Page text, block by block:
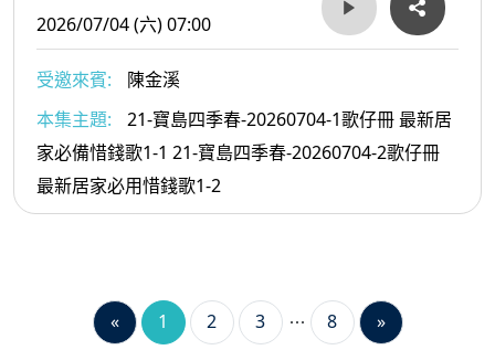
2026/07/04 (六) 07:00
受邀來賓:
陳金溪
本集主題:
21-寶島四季春-20260704-1歌仔冊 最新居
家必備惜錢歌1-1 21-寶島四季春-20260704-2歌仔冊
最新居家必用惜錢歌1-2
« 1 2 3 8 »